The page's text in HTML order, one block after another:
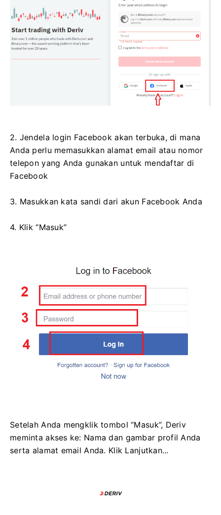
2. Jendela login Facebook akan terbuka, di mana
Anda perlu memasukkan alamat email atau nomor
telepon yang Anda gunakan untuk mendaftar di
Facebook
3. Masukkan kata sandi dari akun Facebook Anda
4. Klik “Masuk”
Setelah Anda mengklik tombol “Masuk”, Deriv
meminta akses ke: Nama dan gambar profil Anda
serta alamat email Anda. Klik Lanjutkan...